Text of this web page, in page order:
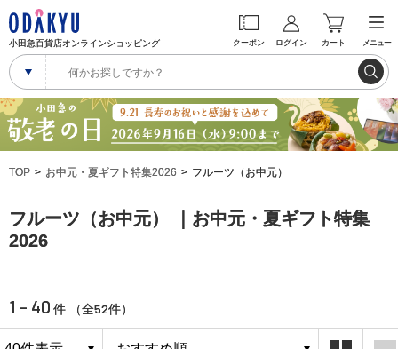
小田急百貨店オンラインショッピング クーポン ログイン カート メニュー
TOP お中元・夏ギフト特集2026 フルーツ（お中元）
フルーツ（お中元） ｜お中元・夏ギフト特集
2026
1 - 40 件 （全52件）